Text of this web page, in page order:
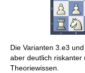
Die Varianten 3.e3
aber deutlich
Theoriewissen.